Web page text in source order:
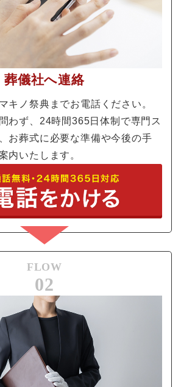
葬儀社へ連絡
キノ祭典までお電話ください。
わず、24時間365日体制で専門ス
お葬式に必要な準備や今後の手
内いたします。
FLOW
02